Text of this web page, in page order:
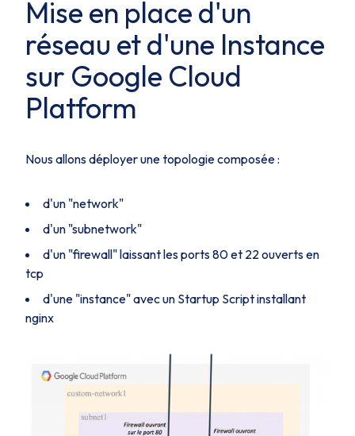
Mise en place d'un
réseau et d'une Instance
sur Google Cloud
Platform
Nous allons déployer une topologie composée :
d'un "network"
d'un "subnetwork"
d'un "firewall" laissant les ports 80 et 22 ouverts en
tcp
d'une "instance" avec un Startup Script installant
nginx